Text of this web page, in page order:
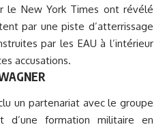
le New York Times ont révélé
par une piste d’atterrissage
par les EAU à l’intérieur
accusations.
un partenariat avec le groupe
d’une formation militaire en